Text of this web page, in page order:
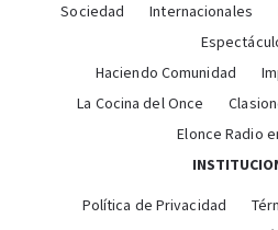
Sociedad
Internacionales
Haciendo Comunidad
La Cocina del Once
Elonce Radio
Política de Privacidad